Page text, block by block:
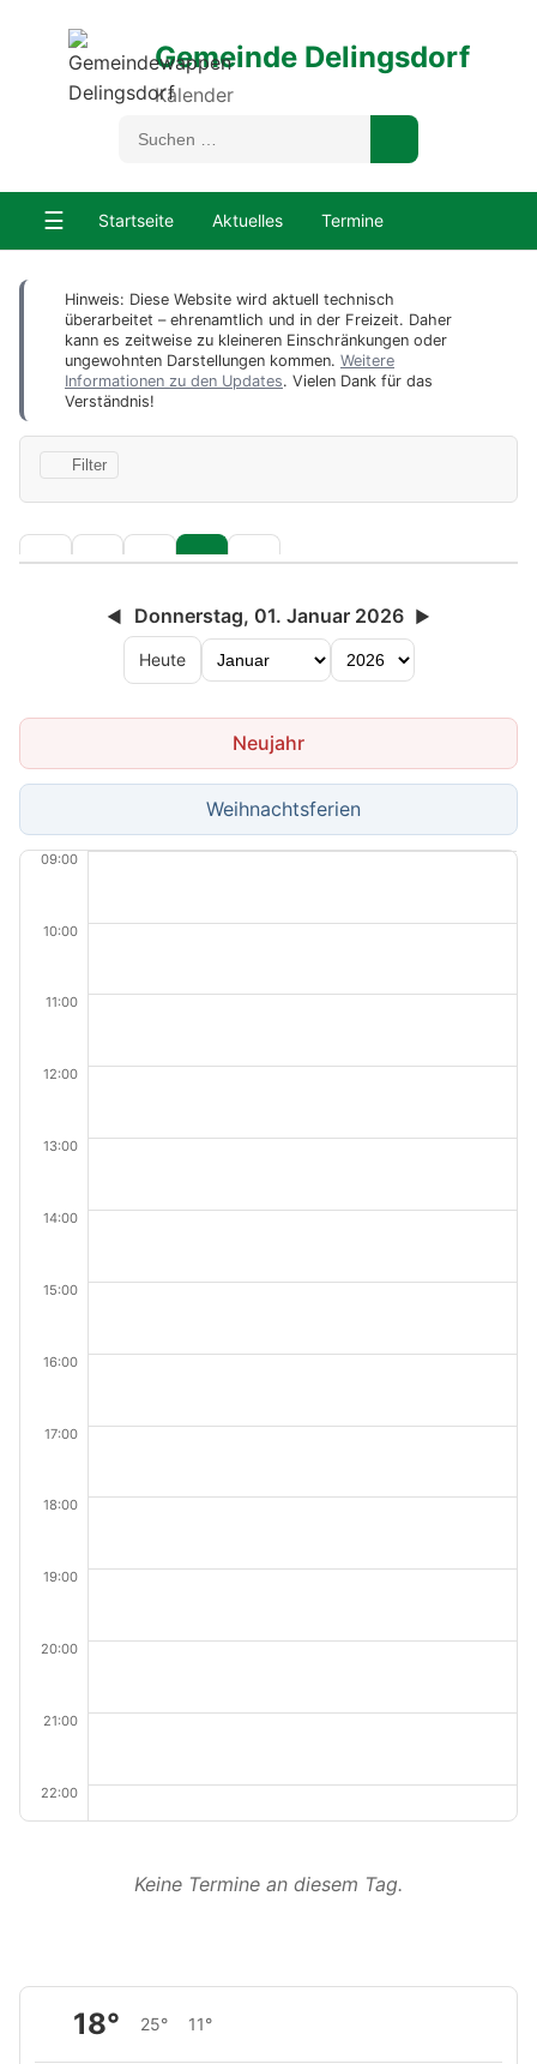
Gemeinde Delingsdorf
Kalender
☰ Startseite Aktuelles Termine
Hinweis: Diese Website wird aktuell technisch
überarbeitet – ehrenamtlich und in der Freizeit. Daher
kann es zeitweise zu kleineren Einschränkungen oder
ungewohnten Darstellungen kommen. Weitere
Informationen zu den Updates. Vielen Dank für das
Verständnis!
Filter
◀ Donnerstag, 01. Januar 2026 ▶
Heute
Neujahr
Weihnachtsferien
09:00
10:00
11:00
12:00
13:00
14:00
15:00
16:00
17:00
18:00
19:00
20:00
21:00
22:00
Keine Termine an diesem Tag.
18° 25° 11°